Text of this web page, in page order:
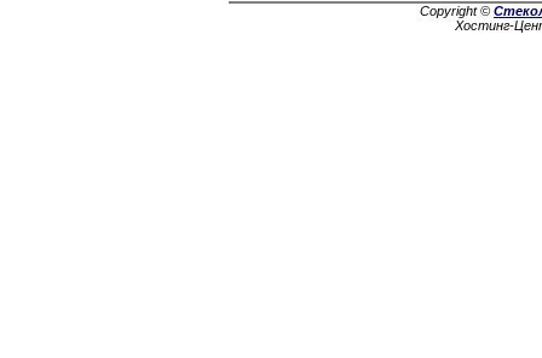
Copyright ©
Хостинг-